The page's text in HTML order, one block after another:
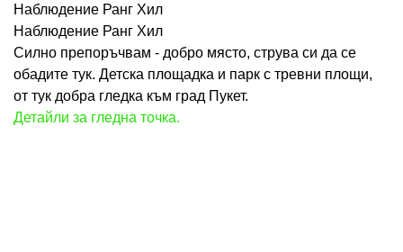
Наблюдение Ранг Хил
Наблюдение Ранг Хил
Силно препоръчвам - добро място, струва си да се
обадите тук. Детска площадка и парк с тревни площи,
от тук добра гледка към град Пукет.
Детайли за гледна точка.